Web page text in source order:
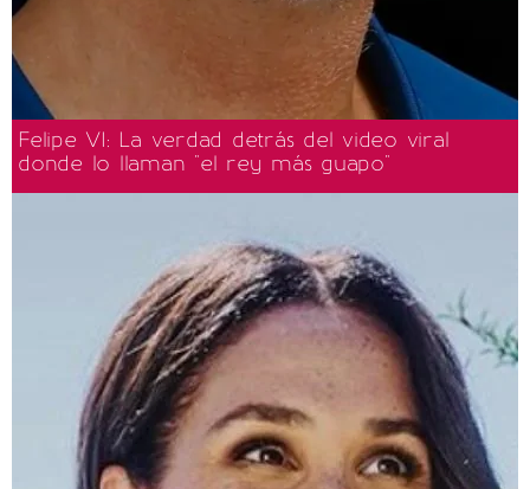
Felipe VI: La verdad detrás del video viral
donde lo llaman "el rey más guapo"